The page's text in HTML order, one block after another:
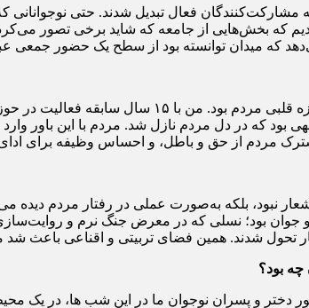
به مشارکت‌کنندگان فعال تبدیل شدند. حتی
که بخش‌هایی از جامعه که شاید برخی تصور
که میدان توانسته بود از سطح یک حضور جمعی
یکی از عناصر اصلی شکل‌دهنده میدان،
که در دل مردم نازل شد. مردم با این باور
مردم از حق و باطل، و احساس وظیفه برای ادای
نبود، بلکه به‌صورت عملی در رفتار مردم دیده
و جوان بود؛ نسلی که در معرض جنگ نرم و
تحول شدند. همین فضای تربیتی و اقناعی باعث
چه بود؟
و پسران نوجوان ما در این شب ها، در یک